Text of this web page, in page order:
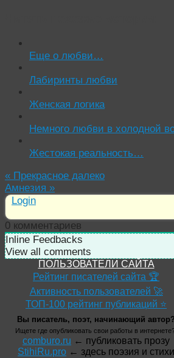
Еще о любви…
Лабиринты любви
Женская логика
Немного любви в холодной
Жестокая реальность…
« Прекрасное далеко
Амнезия »
Login
0 комментариев
Inline Feedbacks
View all comments
ПОЛЬЗОВАТЕЛИ САЙТА
Рейтинг писателей сайта 🏆
Активность пользователей 🚀
ТОП-100 рейтинг публикаций ⭐
Вы писатель, поэт, начинающий автор?
Ищете где опубликовать свои работы в
comburo.ru ← публиковать прозу
StihiRu.pro ← здесь поэзия и стихи